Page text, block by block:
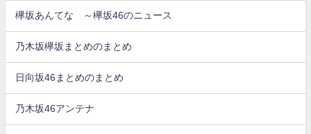
欅坂あんてな ～欅坂46のニュース
乃木坂欅坂まとめのまとめ
日向坂46まとめのまとめ
乃木坂46アンテナ